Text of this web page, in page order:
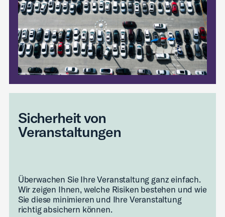
Sicherheit von
Veranstaltungen
Überwachen Sie Ihre Veranstaltung ganz einfach.
Wir zeigen Ihnen, welche Risiken bestehen und wie
Sie diese minimieren und Ihre Veranstaltung
richtig absichern können.